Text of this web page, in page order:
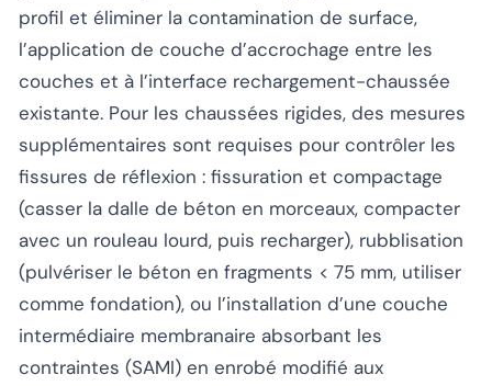
profil et éliminer la contamination de surface,
l’application de couche d’accrochage entre les
couches et à l’interface rechargement-chaussée
existante. Pour les chaussées rigides, des mesures
supplémentaires sont requises pour contrôler les
fissures de réflexion : fissuration et compactage
(casser la dalle de béton en morceaux, compacter
avec un rouleau lourd, puis recharger), rubblisation
(pulvériser le béton en fragments < 75 mm, utiliser
comme fondation), ou l’installation d’une couche
intermédiaire membranaire absorbant les
contraintes (SAMI) en enrobé modifié aux